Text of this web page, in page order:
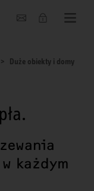
Duże obiekty i domy
każdym